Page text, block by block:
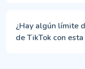
¿Hay algún límite
de TikTok con